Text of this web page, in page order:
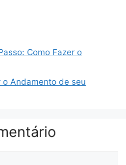
Como Fazer o
o Andamento de seu